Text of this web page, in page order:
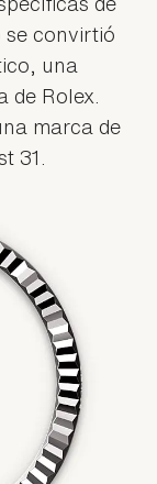
se convirtió
una
de Rolex.
marca de
31.